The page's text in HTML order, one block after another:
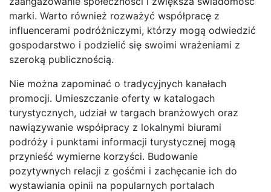
marki. Warto również rozważyć współpracę z
influencerami podróżniczymi, którzy mogą odwiedzić
gospodarstwo i podzielić się swoimi wrażeniami z
szeroką publicznością.
Nie można zapominać o tradycyjnych kanałach
promocji. Umieszczanie oferty w katalogach
turystycznych, udział w targach branżowych oraz
nawiązywanie współpracy z lokalnymi biurami
podróży i punktami informacji turystycznej mogą
przynieść wymierne korzyści. Budowanie
pozytywnych relacji z gośćmi i zachęcanie ich do
wystawiania opinii na popularnych portalach